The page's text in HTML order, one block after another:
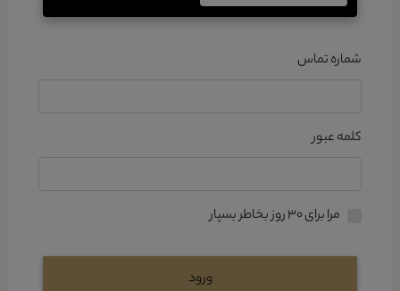
شماره تماس
کلمه عبور
مرا برای ۳۰ روز بخاطر بسپار
ورود